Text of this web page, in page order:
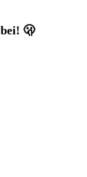
🫢